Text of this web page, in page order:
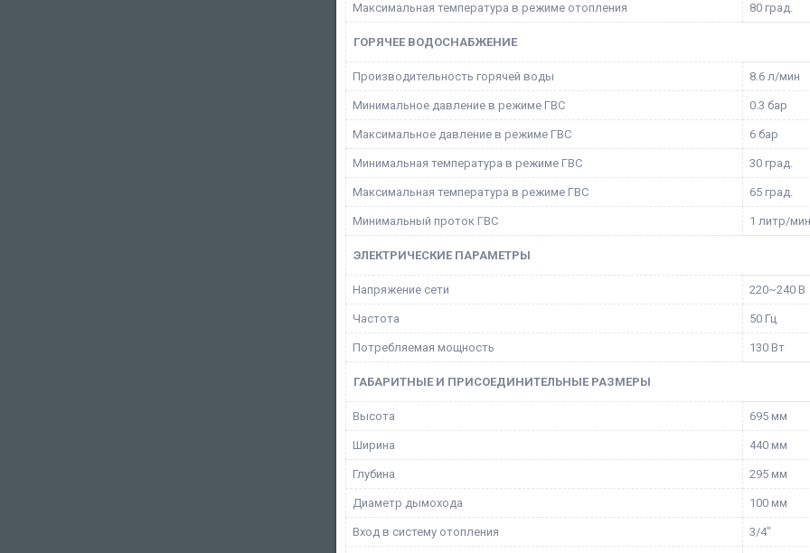
Максимальная температура в режиме отопления 80 град.
ГОРЯЧЕЕ ВОДОСНАБЖЕНИЕ
Производительность горячей воды 8.6 л/мин
Минимальное давление в режиме ГВС 0.3 бар
Максимальное давление в режиме ГВС 6 бар
Минимальная температура в режиме ГВС 30 град.
Максимальная температура в режиме ГВС 65 град.
Минимальный проток ГВС 1 литр/мин
ЭЛЕКТРИЧЕСКИЕ ПАРАМЕТРЫ
Напряжение сети 220~240 В
Частота 50 Гц
Потребляемая мощность 130 Вт
ГАБАРИТНЫЕ И ПРИСОЕДИНИТЕЛЬНЫЕ РАЗМЕРЫ
Высота 695 мм
Ширина 440 мм
Глубина 295 мм
Диаметр дымохода 100 мм
Вход в систему отопления 3/4"